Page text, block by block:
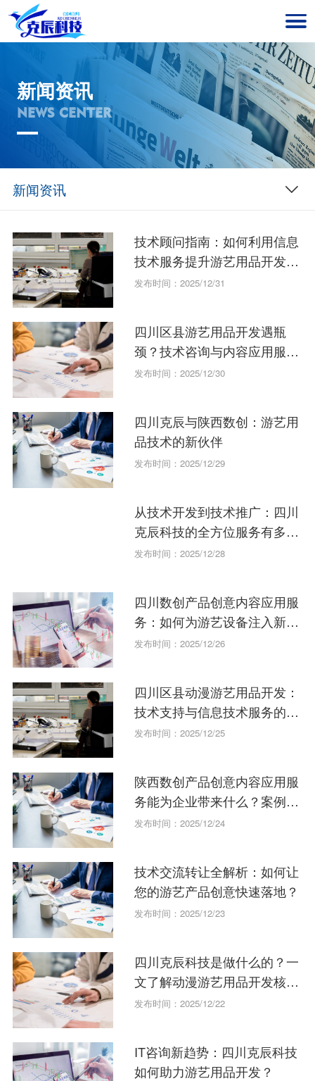
新闻资讯
NEWS CENTER
新闻资讯
技术顾问指南：如何利用信息
技术服务提升游艺用品开发效
率？
发布时间：2025/12/31
四川区县游艺用品开发遇瓶
颈？技术咨询与内容应用服务
成破局关键
发布时间：2025/12/30
四川克辰与陕西数创：游艺用
品技术的新伙伴
发布时间：2025/12/29
从技术开发到技术推广：四川
克辰科技的全方位服务有多
强？
发布时间：2025/12/28
四川数创产品创意内容应用服
务：如何为游艺设备注入新活
力？
发布时间：2025/12/26
四川区县动漫游艺用品开发：
技术支持与信息技术服务的重
要性
发布时间：2025/12/25
陕西数创产品创意内容应用服
务能为企业带来什么？案例分
析。
发布时间：2025/12/24
技术交流转让全解析：如何让
您的游艺产品创意快速落地？
发布时间：2025/12/23
四川克辰科技是做什么的？一
文了解动漫游艺用品开发核心
技术
发布时间：2025/12/22
IT咨询新趋势：四川克辰科技
如何助力游艺用品开发？